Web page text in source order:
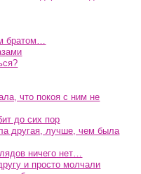
братом…
что покоя с ним не
до сих пор
другая, лучше, чем была
ничего нет…
и просто молчали